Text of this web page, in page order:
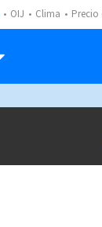
OIJ Clima